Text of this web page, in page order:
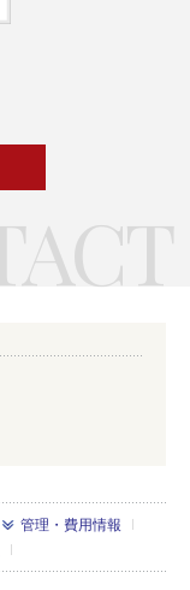
管理・費用情報